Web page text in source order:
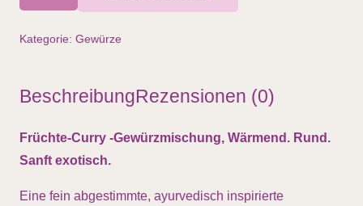
Curry,
70gr,
Menge
Kategorie: Gewürze
BeschreibungRezensionen (0)
Früchte-Curry -Gewürzmischung, Wärmend. Rund.
Sanft exotisch.
Eine fein abgestimmte, ayurvedisch inspirierte